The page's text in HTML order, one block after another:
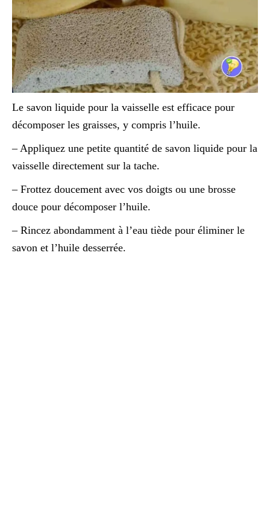
Le savon liquide pour la vaisselle est efficace pour
décomposer les graisses, y compris l’huile.
– Appliquez une petite quantité de savon liquide pour la
vaisselle directement sur la tache.
– Frottez doucement avec vos doigts ou une brosse
douce pour décomposer l’huile.
– Rincez abondamment à l’eau tiède pour éliminer le
savon et l’huile desserrée.